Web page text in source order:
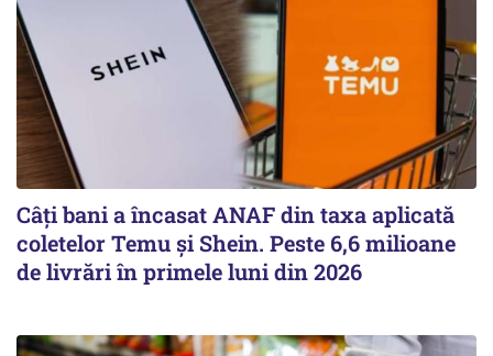
Câți bani a încasat ANAF din taxa aplicată
coletelor Temu și Shein. Peste 6,6 milioane
de livrări în primele luni din 2026